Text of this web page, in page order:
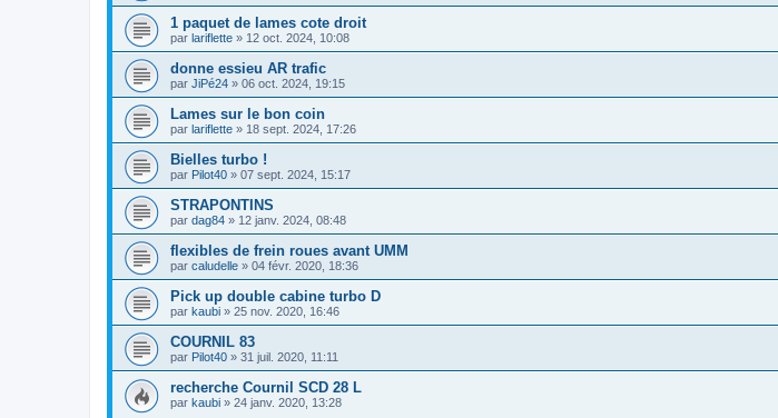
1 paquet de lames cote droit
par lariflette » 12 oct. 2024, 10:08
donne essieu AR trafic
par JiPé24 » 06 oct. 2024, 19:15
Lames sur le bon coin
par lariflette » 18 sept. 2024, 17:26
Bielles turbo !
par Pilot40 » 07 sept. 2024, 15:17
STRAPONTINS
par dag84 » 12 janv. 2024, 08:48
flexibles de frein roues avant UMM
par caludelle » 04 févr. 2020, 18:36
Pick up double cabine turbo D
par kaubi » 25 nov. 2020, 16:46
COURNIL 83
par Pilot40 » 31 juil. 2020, 11:11
recherche Cournil SCD 28 L
par kaubi » 24 janv. 2020, 13:28